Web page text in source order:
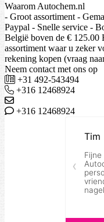
Waarom Autochem.nl
- Groot assortiment -
Paypal - Snelle service -
België boven de € 125.00
assortiment waar u zeker
rekening kopen (vraag
Neem contact met ons op
+31 492-543494
+316 12468924
+316 12468924